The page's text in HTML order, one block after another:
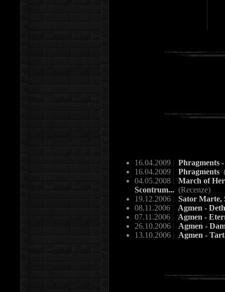
16.04.2009 | Phragments
16.04.2009 | Phragments
04.05.2008 | March of
Scontrum... (Recenze)
19.12.2006 | Sator Marte,
08.11.2006 | Agmen -
07.11.2006 | Agmen -
26.10.2006 | Agmen -
13.10.2006 | Agmen -